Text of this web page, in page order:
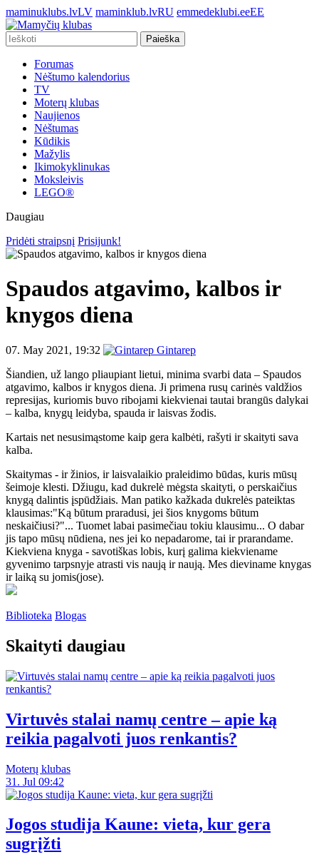
maminuklubs.lvLV maminklub.lvRU emmedeklubi.eeEE
Paieška
Forumas
Nėštumo kalendorius
TV
Moterų klubas
Naujienos
Nėštumas
Kūdikis
Mažylis
Ikimokyklinukas
Moksleivis
LEGO®
Daugiau
Pridėti straipsnį Prisijunk!
Spaudos atgavimo, kalbos ir
knygos diena
07. May 2021, 19:32
Gintarep
Šiandien, už lango pliaupiant lietui, minima svarbi data – Spaudos
atgavimo, kalbos ir knygos diena. Ji primena rusų carinės valdžios
represijas, kuriomis buvo ribojami kiekvienai tautai brangūs dalykai
– kalba, knygų leidyba, spauda ir laisvas žodis.
Kartais net nesusimąstome kaip gera kalbėti, rašyti ir skaityti sava
kalba.
Skaitymas - ir žinios, ir laisvalaikio praleidimo būdas, kuris mūsų
šeimoje klesti. Džiugu, kad dukrelė mėgsta skaityti, o perskaičius
knygą dalintis įspūdžiais. Man patiko kažkada dukrelės pateiktas
klausimas:"Ką būtum praradusi, jei šios knygoms būtum
neskaičiusi?"... Tuomet labai pasimečiau tokiu klausimu... O dabar
jis tapo mūsų nūdiena, nes jei ko nepadarome, tai ir prarandame.
Kiekviena knyga - savotiškas lobis, kurį galima kiekviename
gyvenimo tarpsnyje atrasti vis naują ir naują. Mes dieviname knygas
ir laiką su jomis(jose).
Biblioteka Blogas
Skaityti daugiau
Virtuvės stalai namų centre – apie ką
reikia pagalvoti juos renkantis?
Moterų klubas
31. Jul 09:42
Jogos studija Kaune: vieta, kur gera
sugrįžti